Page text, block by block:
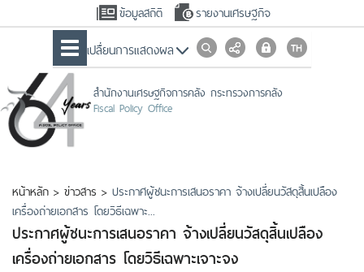
ข้อมูลสถิติ รายงานเศรษฐกิจ
เปลื่ยนการแสดงผล
สำนักงานเศรษฐกิจการคลัง กระทรวงการคลัง
Fiscal Policy Office
หน้าหลัก > ข่าวสาร > ประกาศผู้ชนะการเสนอราคา จ้างเปลี่ยนวัสดุสิ้นเปลือง
เครื่องถ่ายเอกสาร โดยวิธีเฉพาะ...
ประกาศผู้ชนะการเสนอราคา จ้างเปลี่ยนวัสดุสิ้นเปลือง
เครื่องถ่ายเอกสาร โดยวิธีเฉพาะเจาะจง